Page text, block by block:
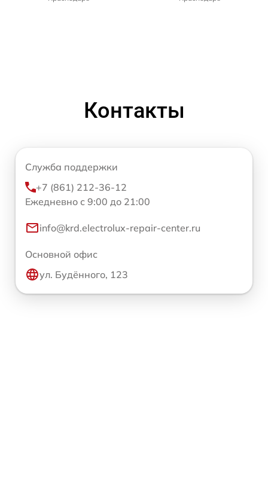
Контакты
Служба поддержки
+7 (861) 212-36-12
Ежедневно с 9:00 до 21:00
info@krd.electrolux-repair-center.ru
Основной офис
ул. Будённого, 123